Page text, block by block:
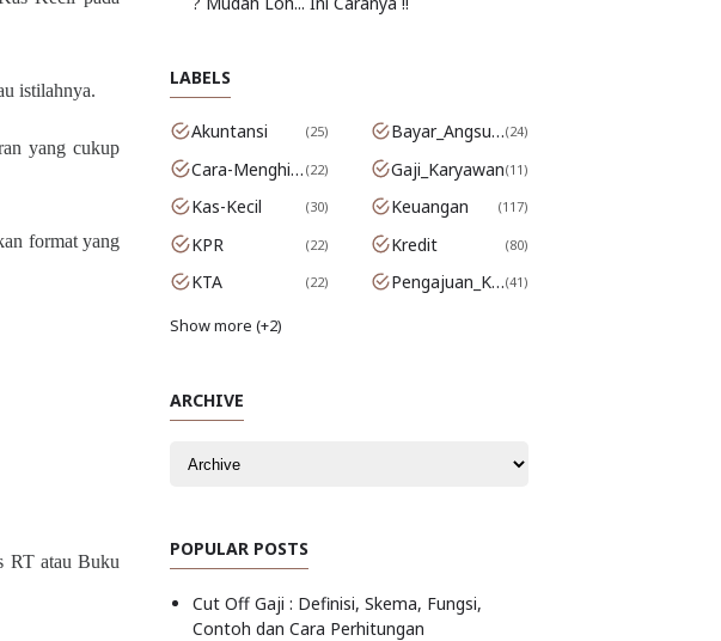
istilahnya.
yang cukup
format yang
RT atau Buku
LABELS
Akuntansi 25 Bayar_Angsuran 24
Cara-Menghitung-Bunga 22 Gaji_Karyawan 11
Kas-Kecil 30 Keuangan 117
KPR 22 Kredit 80
KTA 22 Pengajuan_Kredit 41
Show more (+2)
ARCHIVE
POPULAR POSTS
Cut Off Gaji : Definisi, Skema, Fungsi,
Contoh dan Cara Perhitungan